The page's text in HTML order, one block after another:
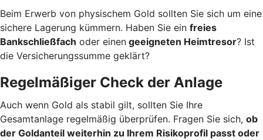
Beim Erwerb von physischem Gold sollten Sie sich um eine
sichere Lagerung kümmern. Haben Sie ein freies
Bankschließfach oder einen geeigneten Heimtresor? Ist
die Versicherungssumme geklärt?
Regelmäßiger Check der Anlage
Auch wenn Gold als stabil gilt, sollten Sie Ihre
Gesamtanlage regelmäßig überprüfen. Fragen Sie sich, ob
der Goldanteil weiterhin zu Ihrem Risikoprofil passt oder